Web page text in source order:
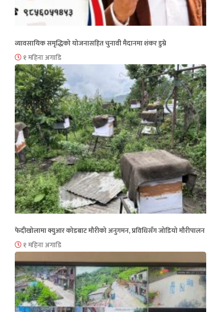
व्यावसायिक समृद्धिको योजनासहित चुनावी मैदानमा शंकर डुम्रे
१ महिना अगाडि
फेदीखोलामा क्युआर कोडबाट मौरीको अनुगमन, प्रविधिसँग जोडियो मौरीपालन
१ महिना अगाडि